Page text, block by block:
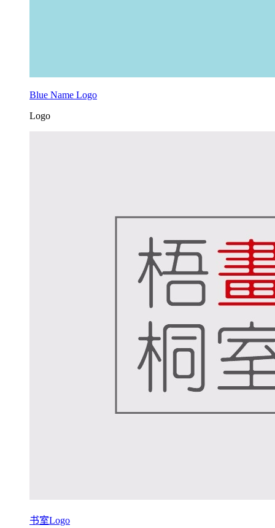
Blue Name Logo
Logo
书室Logo